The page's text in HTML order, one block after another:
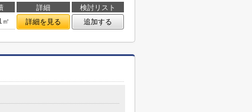
詳細
検討リスト
㎡ 詳細を見る 追加する